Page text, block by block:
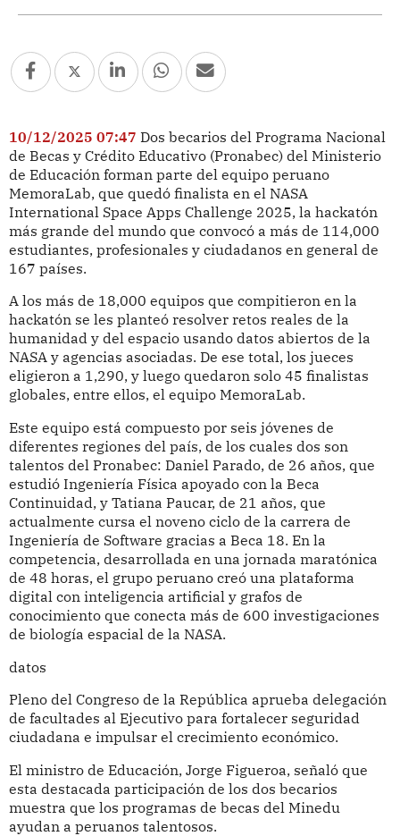
10/12/2025 07:47 Dos becarios del Programa Nacional
de Becas y Crédito Educativo (Pronabec) del Ministerio
de Educación forman parte del equipo peruano
MemoraLab, que quedó finalista en el NASA
International Space Apps Challenge 2025, la hackatón
más grande del mundo que convocó a más de 114,000
estudiantes, profesionales y ciudadanos en general de
167 países.
A los más de 18,000 equipos que compitieron en la
hackatón se les planteó resolver retos reales de la
humanidad y del espacio usando datos abiertos de la
NASA y agencias asociadas. De ese total, los jueces
eligieron a 1,290, y luego quedaron solo 45 finalistas
globales, entre ellos, el equipo MemoraLab.
Este equipo está compuesto por seis jóvenes de
diferentes regiones del país, de los cuales dos son
talentos del Pronabec: Daniel Parado, de 26 años, que
estudió Ingeniería Física apoyado con la Beca
Continuidad, y Tatiana Paucar, de 21 años, que
actualmente cursa el noveno ciclo de la carrera de
Ingeniería de Software gracias a Beca 18. En la
competencia, desarrollada en una jornada maratónica
de 48 horas, el grupo peruano creó una plataforma
digital con inteligencia artificial y grafos de
conocimiento que conecta más de 600 investigaciones
de biología espacial de la NASA.
datos
Pleno del Congreso de la República aprueba delegación
de facultades al Ejecutivo para fortalecer seguridad
ciudadana e impulsar el crecimiento económico.
El ministro de Educación, Jorge Figueroa, señaló que
esta destacada participación de los dos becarios
muestra que los programas de becas del Minedu
ayudan a peruanos talentosos.